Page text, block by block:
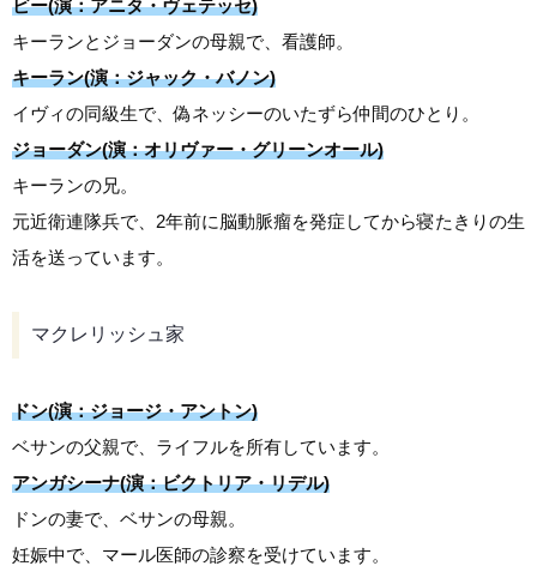
ビー(演：アニタ・ヴェテッセ)
キーランとジョーダンの母親で、看護師。
キーラン(演：ジャック・バノン)
イヴィの同級生で、偽ネッシーのいたずら仲間のひとり。
ジョーダン(演：オリヴァー・グリーンオール)
キーランの兄。
元近衛連隊兵で、2年前に脳動脈瘤を発症してから寝たきりの生
活を送っています。
マクレリッシュ家
ドン(演：ジョージ・アントン)
ベサンの父親で、ライフルを所有しています。
アンガシーナ(演：ビクトリア・リデル)
ドンの妻で、ベサンの母親。
妊娠中で、マール医師の診察を受けています。